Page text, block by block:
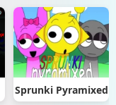
Sprunki Pyramixed